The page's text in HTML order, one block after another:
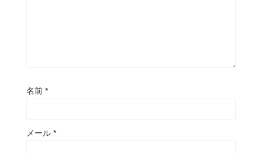
名前 *
メール *